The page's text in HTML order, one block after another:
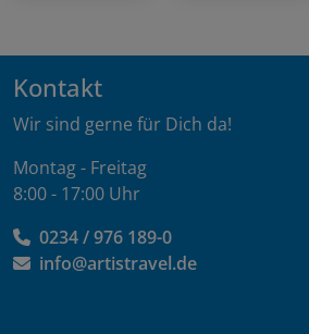
Kontakt
Wir sind gerne für Dich da!
Montag - Freitag
8:00 - 17:00 Uhr
0234 / 976 189-0
info@artistravel.de